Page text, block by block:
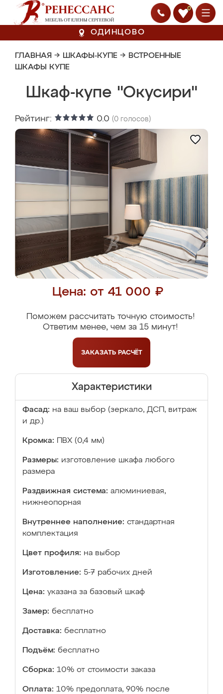
0
ОДИНЦОВО
ГЛАВНАЯ → ШКАФЫ-КУПЕ → ВСТРОЕННЫЕ
ШКАФЫ КУПЕ
Шкаф-купе "Окусири"
Рейтинг: 0.0 (0 голосов)
Цена: от 41 000 ₽
Поможем рассчитать точную стоимость!
Ответим менее, чем за 15 минут!
ЗАКАЗАТЬ РАСЧЁТ
Характеристики
Фасад: на ваш выбор (зеркало, ДСП, витраж
и др.)
Кромка: ПВХ (0,4 мм)
Размеры: изготовление шкафа любого
размера
Раздвижная система: алюминиевая,
нижнеопорная
Внутреннее наполнение: стандартная
комплектация
Цвет профиля: на выбор
Изготовление: 5-7 рабочих дней
Цена: указана за базовый шкаф
Замер: бесплатно
Доставка: бесплатно
Подъём: бесплатно
Сборка: 10% от стоимости заказа
Оплата: 10% предоплата, 90% после